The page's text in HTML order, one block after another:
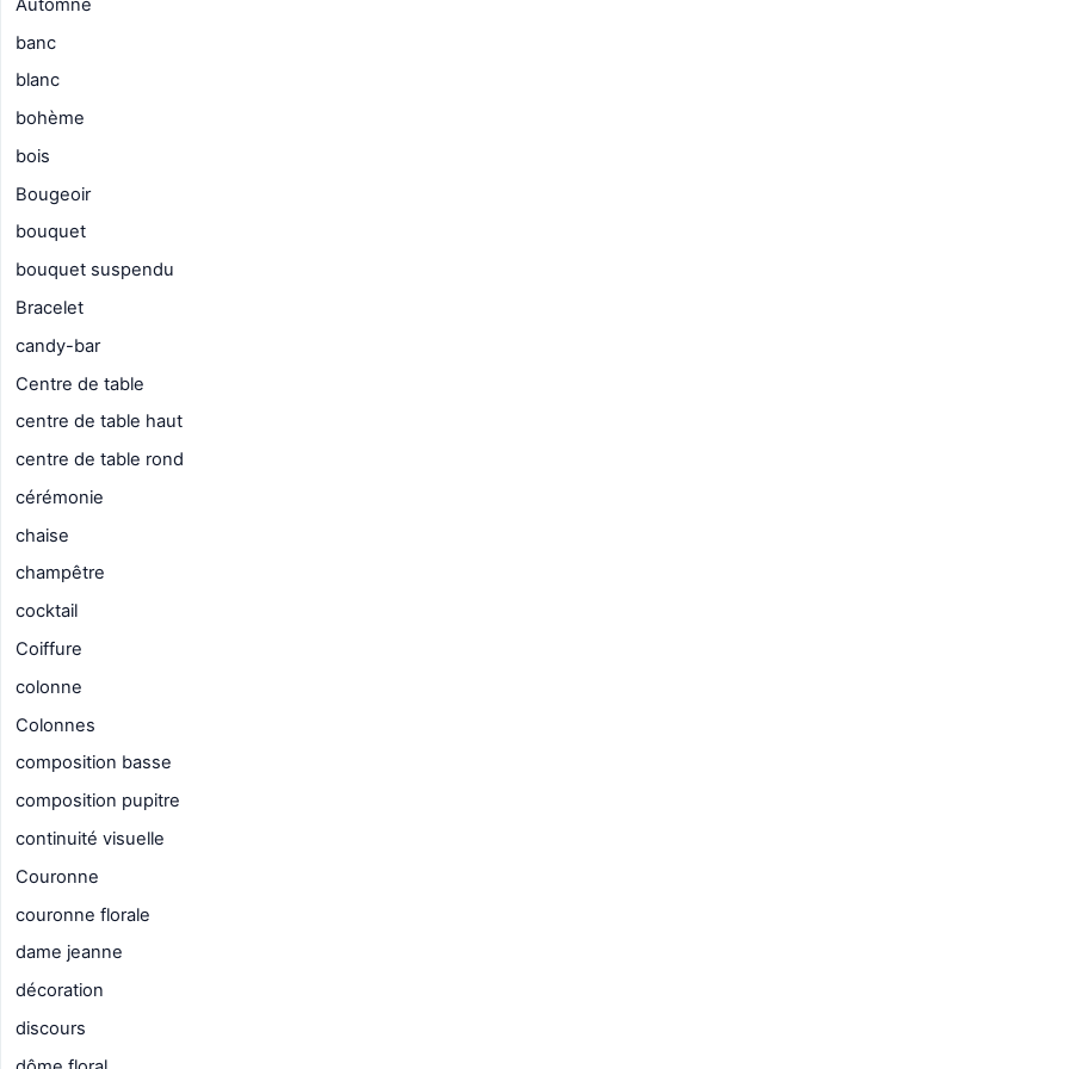
Automne
banc
blanc
bohème
bois
Bougeoir
bouquet
bouquet suspendu
Bracelet
candy-bar
Centre de table
centre de table haut
centre de table rond
cérémonie
chaise
champêtre
cocktail
Coiffure
colonne
Colonnes
composition basse
composition pupitre
continuité visuelle
Couronne
couronne florale
dame jeanne
décoration
discours